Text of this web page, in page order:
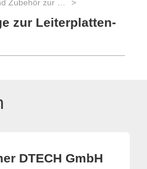
zur Leiterplatten-
DTECH GmbH